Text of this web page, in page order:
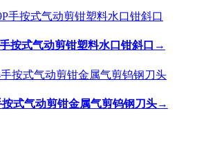
按式气动剪钳塑料水口钳斜口 →
按式气动剪钳金属气剪钨钢刀头→